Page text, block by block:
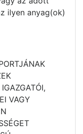
ilyen anyag(ok)
VAGY